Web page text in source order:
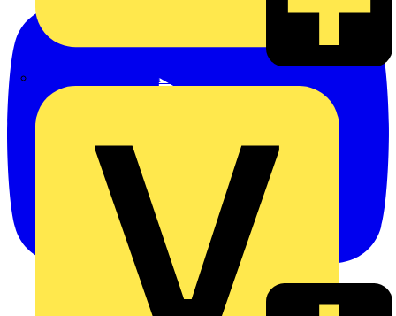
eldis electro distributor GmbH